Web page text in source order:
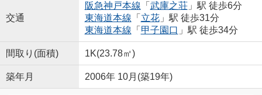
交通
阪急神戸本線 「 武庫之荘」駅 徒歩6分
東海道本線 「 立花」駅 徒歩31分
東海道本線 「 甲子園口 」駅 徒歩34分
間取り(面積) 1K(23.78㎡)
築年月 2006年 10月(築19年)